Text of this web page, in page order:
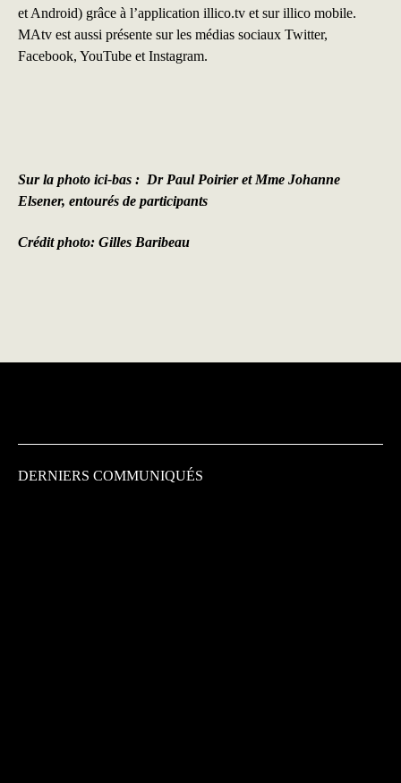
et Android) grâce à l’application illico.tv et sur illico mobile.
MAtv est aussi présente sur les médias sociaux Twitter,
Facebook, YouTube et Instagram.
Sur la photo ici-bas : Dr Paul Poirier et Mme Johanne
Elsener, entourés de participants
Crédit photo: Gilles Baribeau
DERNIERS COMMUNIQUÉS